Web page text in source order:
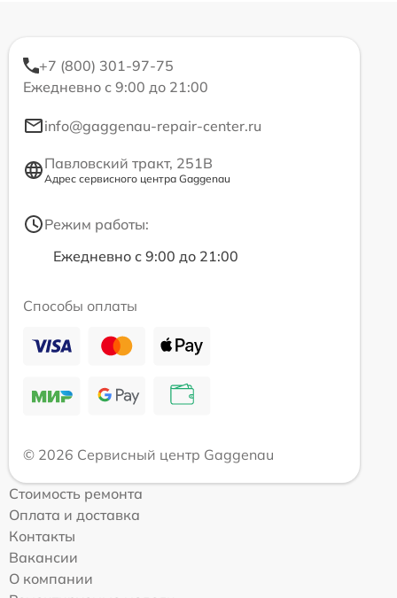
+7 (800) 301-97-75
Ежедневно с 9:00 до 21:00
info@gaggenau-repair-center.ru
Павловский тракт, 251В
Адрес сервисного центра Gaggenau
Режим работы:
Ежедневно с 9:00 до 21:00
Способы оплаты
© 2026 Сервисный центр Gaggenau
Стоимость ремонта
Оплата и доставка
Контакты
Вакансии
О компании